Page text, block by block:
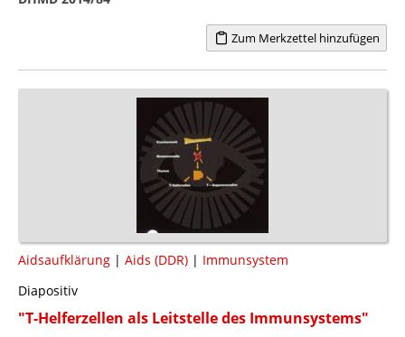
Zum Merkzettel hinzufügen
Aidsaufklärung | Aids (DDR) | Immunsystem
Diapositiv
"T-Helferzellen als Leitstelle des Immunsystems"